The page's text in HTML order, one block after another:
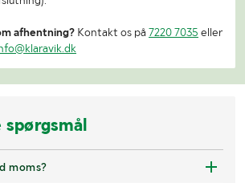
afhentning? Kontakt os på 7220 7035 eller
moms?